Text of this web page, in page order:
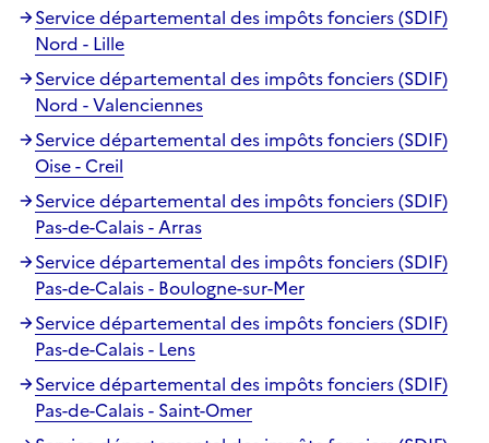
Service départemental des impôts fonciers (SDIF)
Nord - Lille
Service départemental des impôts fonciers (SDIF)
Nord - Valenciennes
Service départemental des impôts fonciers (SDIF)
Oise - Creil
Service départemental des impôts fonciers (SDIF)
Pas-de-Calais - Arras
Service départemental des impôts fonciers (SDIF)
Pas-de-Calais - Boulogne-sur-Mer
Service départemental des impôts fonciers (SDIF)
Pas-de-Calais - Lens
Service départemental des impôts fonciers (SDIF)
Pas-de-Calais - Saint-Omer